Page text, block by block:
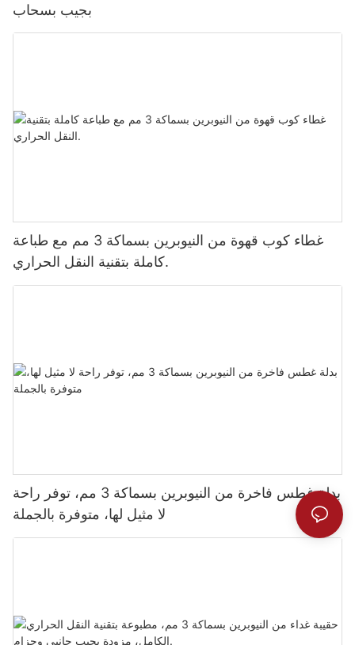
بجيب بسحاب
غطاء كوب قهوة من النيوبرين بسماكة 3 مم مع طباعة
كاملة بتقنية النقل الحراري.
بدلة غطس فاخرة من النيوبرين بسماكة 3 مم، توفر راحة
لا مثيل لها، متوفرة بالجملة